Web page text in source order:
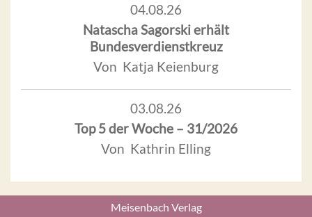
04.08.26
Natascha Sagorski erhält
Bundesverdienstkreuz
Von Katja Keienburg
03.08.26
Top 5 der Woche – 31/2026
Von Kathrin Elling
Meisenbach Verlag